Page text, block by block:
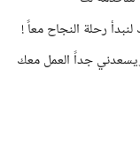
رحلة النجاح معاً !
جداً العمل معك